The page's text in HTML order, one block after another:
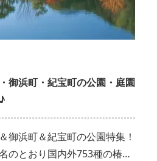
御浜町・紀宝町の公園・庭園
御浜町＆紀宝町の公園特集！
のとおり国内外753種の椿が